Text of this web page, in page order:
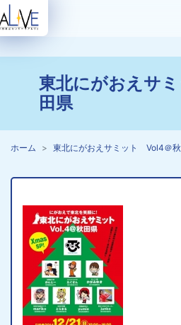
東北にがおえサ
田県
ホーム 東北にがおえサミット Vol4＠